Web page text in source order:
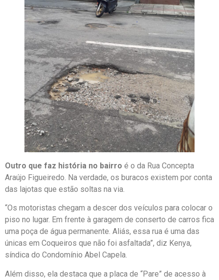
Outro que faz história no bairro é o da Rua Concepta
Araújo Figueiredo. Na verdade, os buracos existem por conta
das lajotas que estão soltas na via.
“Os motoristas chegam a descer dos veículos para colocar o
piso no lugar. Em frente à garagem de conserto de carros fica
uma poça de água permanente. Aliás, essa rua é uma das
únicas em Coqueiros que não foi asfaltada”, diz Kenya,
síndica do Condomínio Abel Capela.
Além disso, ela destaca que a placa de “Pare” de acesso à